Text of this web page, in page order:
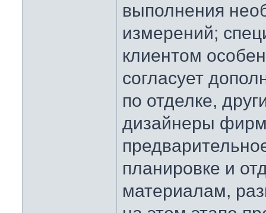
выполнения
измерений;
клиентом
согласует
по отделке,
дизайнеры
планировке и
материалам,